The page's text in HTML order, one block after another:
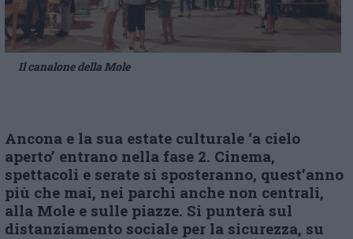
Il canalone della Mole
Ancona e la sua estate culturale ‘a cielo
aperto’ entrano nella fase 2. Cinema,
spettacoli e serate si sposteranno, quest’anno
più che mai, nei parchi anche non centrali,
alla Mole e sulle piazze. Si punterà sul
distanziamento sociale per la sicurezza, su